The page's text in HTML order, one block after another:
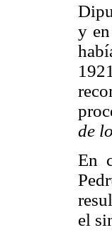
y
de
En
el